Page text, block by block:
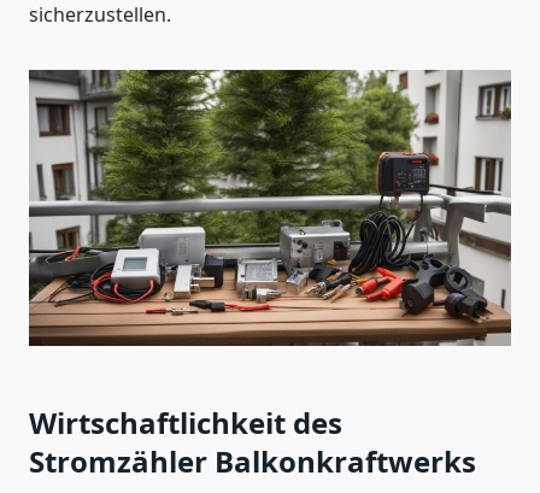
sicherzustellen.
Wirtschaftlichkeit des
Stromzähler Balkonkraftwerks